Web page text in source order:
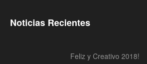
Noticias Recientes
Feliz y Creativo 2018!